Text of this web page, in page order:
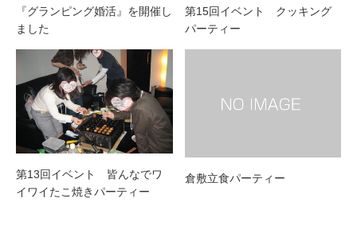
『グランピング婚活』を開催し
ました
第15回イベント クッキング
パーティー
第13回イベント 皆んなでワ
イワイたこ焼きパーティー
倉敷立食パーティー